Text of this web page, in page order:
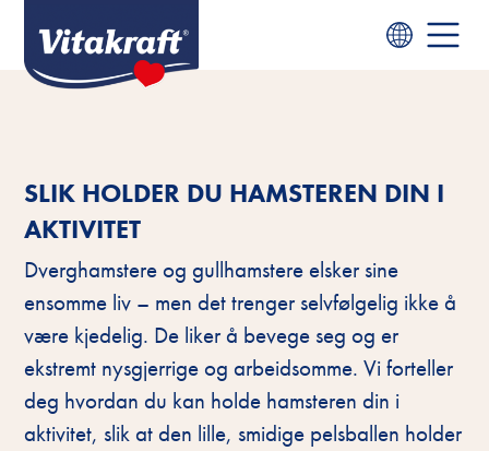
SLIK HOLDER DU HAMSTEREN DIN I
AKTIVITET
Dverghamstere og gullhamstere elsker sine
ensomme liv – men det trenger selvfølgelig ikke å
være kjedelig. De liker å bevege seg og er
ekstremt nysgjerrige og arbeidsomme. Vi forteller
deg hvordan du kan holde hamsteren din i
aktivitet, slik at den lille, smidige pelsballen holder